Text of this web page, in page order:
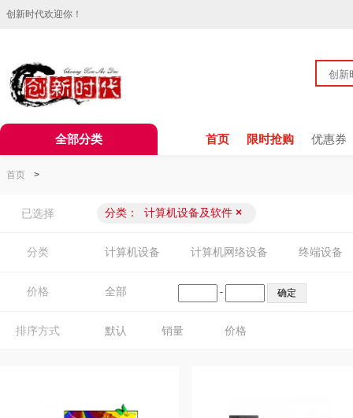
创新时代欢迎你！
全部分类 首页 限时抢购 优惠券
首页 >
已选择 分类： 计算机设备及软件 ×
分类 计算机设备 计算机网络设备 终端设备
价格 全部 -
排序方式 默认 销量 价格